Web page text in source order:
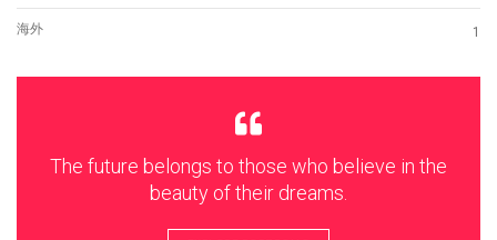
海外 1
The future belongs to those who believe in the
beauty of their dreams.